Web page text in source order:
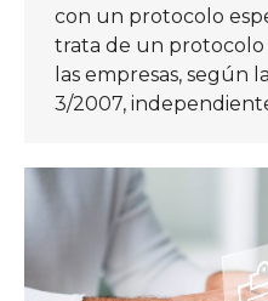
con un protocolo
trata de un protocolo
las empresas, según
3/2007,